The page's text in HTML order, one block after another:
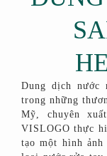
Dung dịch nước
trong những
Mỹ, chuyên
VISLOGO thực
tạo một hình